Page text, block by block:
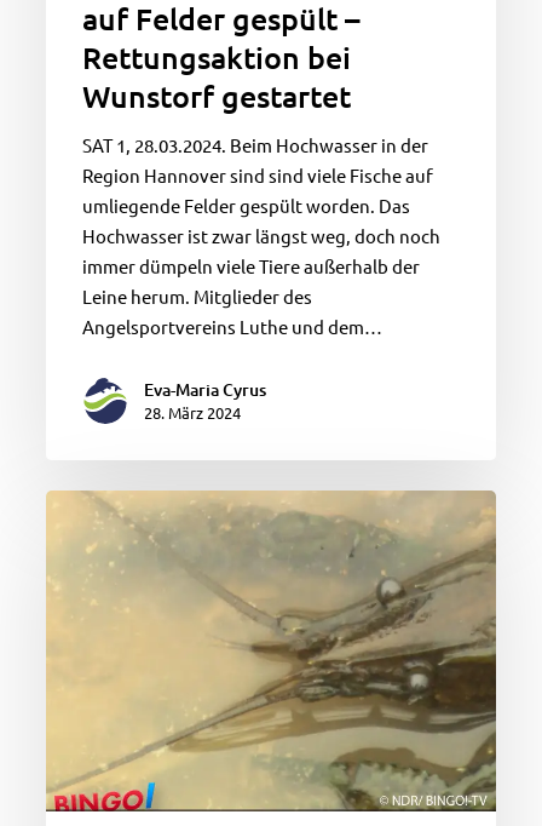
auf Felder gespült –
Rettungsaktion bei
Wunstorf gestartet
SAT 1, 28.03.2024. Beim Hochwasser in der
Region Hannover sind sind viele Fische auf
umliegende Felder gespült worden. Das
Hochwasser ist zwar längst weg, doch noch
immer dümpeln viele Tiere außerhalb der
Leine herum. Mitglieder des
Angelsportvereins Luthe und dem…
Eva-Maria Cyrus
28. März 2024
Marmorkrebse
Wanderschaft